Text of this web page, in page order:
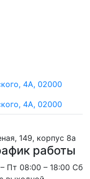
4А, 02000
4А, 02000
149, корпус 8а
работы
Пт 08:00 – 18:00 Сб